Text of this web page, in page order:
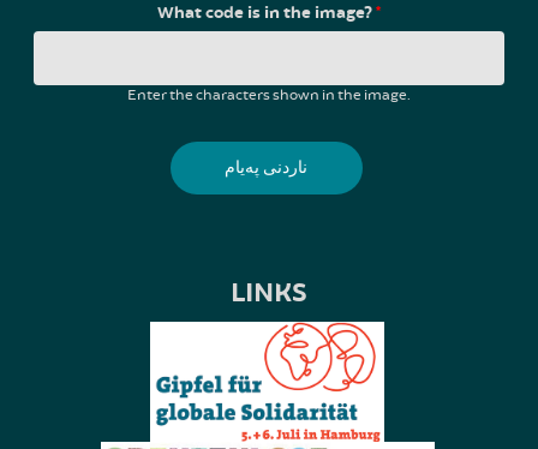
What code is in the image?*
Enter the characters shown in the image.
LINKS